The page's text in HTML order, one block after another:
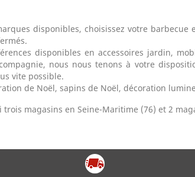
disponibles, choisissez votre
disponibles en accessoires jardin,
nous nous tenons à votre
vite possible.
de Noël, sapins de Noël, décoration
trois magasins en Seine-Maritime (76) et 2